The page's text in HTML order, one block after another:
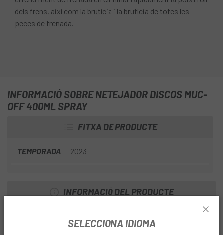
dels frens, així com la brutícia i la brutícia de totes les
peces de frenada.
INFORMACIÓ SOBRE NETEJADOR DISCOS MUC-
OFF 400ML SPRAY
FITXA DE PRODUCTE
TEMPORADA 2023
INFORMACIÓ DEL PRODUCTE
SELECCIONA IDIOMA